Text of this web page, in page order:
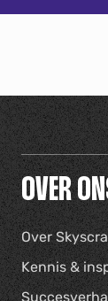
OVER
Over
Kennis &